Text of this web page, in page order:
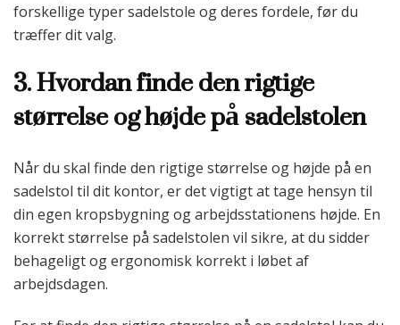
forskellige typer sadelstole og deres fordele, før du
træffer dit valg.
3. Hvordan finde den rigtige
størrelse og højde på sadelstolen
Når du skal finde den rigtige størrelse og højde på en
sadelstol til dit kontor, er det vigtigt at tage hensyn til
din egen kropsbygning og arbejdsstationens højde. En
korrekt størrelse på sadelstolen vil sikre, at du sidder
behageligt og ergonomisk korrekt i løbet af
arbejdsdagen.